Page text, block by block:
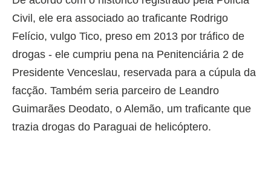
Civil, ele era associado ao traficante Rodrigo
Felício, vulgo Tico, preso em 2013 por tráfico de
drogas - ele cumpriu pena na Penitenciária 2 de
Presidente Venceslau, reservada para a cúpula da
facção. Também seria parceiro de Leandro
Guimarães Deodato, o Alemão, um traficante que
trazia drogas do Paraguai de helicóptero.